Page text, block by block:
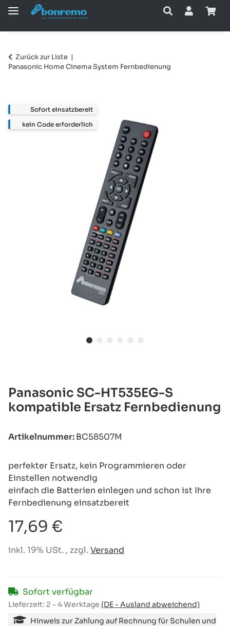
Zurück zur Liste
Panasonic Home Cinema System Fernbedienung
Panasonic SC-HT535EG-S
kompatible Ersatz Fernbedienung
Artikelnummer:BC58507M
perfekter Ersatz, kein Programmieren oder
Einstellen notwendig
einfach die Batterien einlegen und schon ist Ihre
Fernbedienung einsatzbereit
17,69 €
inkl. 19% USt. , zzgl. Versand
Sofort verfügbar
Lieferzeit: 2 - 4 Werktage (DE - Ausland abweichend)
Hinweis zur Zahlung auf Rechnung für Schulen und